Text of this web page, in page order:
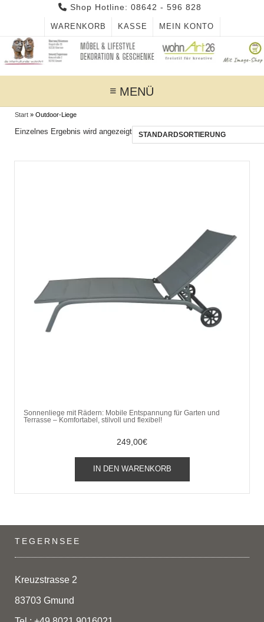
Shop Hotline: 08642 - 596 828
WARENKORB KASSE MEIN KONTO
MENÜ
Start » Outdoor-Liege
Einzelnes Ergebnis wird angezeigt
Sonnenliege mit Rädern: Mobile Entspannung für Garten und
Terrasse – Komfortabel, stilvoll und flexibel!
249,00€
IN DEN WARENKORB
TEGERNSEE
Kreuzstrasse 2
83703 Gmund